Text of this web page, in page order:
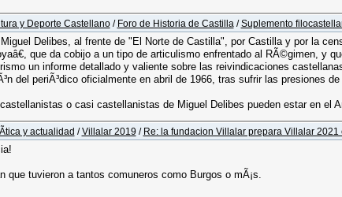
y Deporte Castellano/ Foro de Historia de Castilla /Suplemento
Miguel Delibes, al frente de "El Norte de Castilla", por Castilla y por la
que da cobijo a un tipo de articulismo enfrentado al RÃ©gimen, y
un informe detallado y valiente sobre las reivindicaciones
del periÃ³dico oficialmente en abril de 1966, tras sufrir las presiones
o casi castellanistas de Miguel Delibes pueden estar en el
y actualidad /Villalar 2019/ Re: la fundacion Villalar prepara Villalar
que tuvieron a tantos comuneros como Burgos o mÃ¡s.